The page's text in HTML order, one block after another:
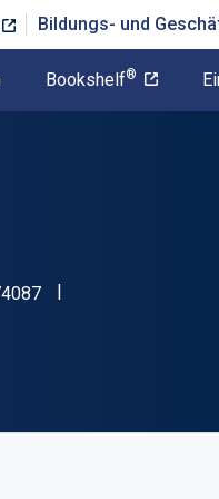
Bildungs- und
Bookshelf®
"ISBN-13